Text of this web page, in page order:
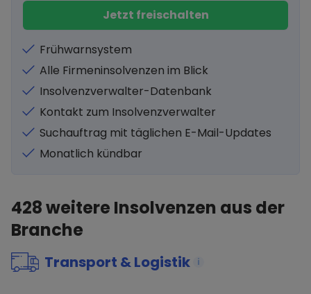
Jetzt freischalten
Frühwarnsystem
Alle Firmeninsolvenzen im Blick
Insolvenzverwalter-Datenbank
Kontakt zum Insolvenzverwalter
Suchauftrag mit täglichen E-Mail-Updates
Monatlich kündbar
428weitere Insolvenzen aus der
Branche
Transport & Logistik i